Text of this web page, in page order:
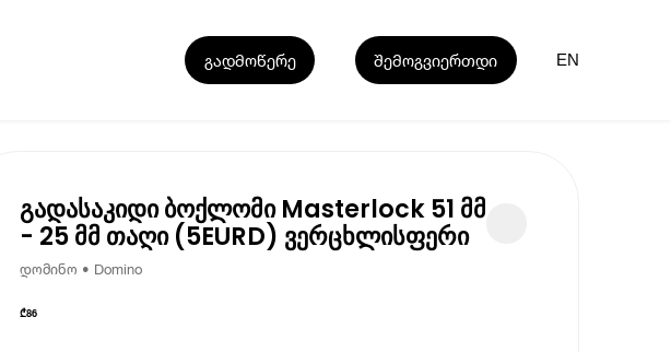
გადმოწერე შემოგვიერთდი EN
გადასაკიდი ბოქლომი Masterlock 51 მმ
- 25 მმ თაღი (5EURD) ვერცხლისფერი
დომინო • Domino
₾86